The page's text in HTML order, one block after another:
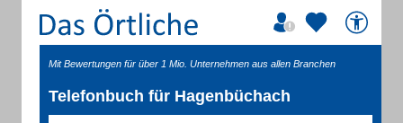
Mit Bewertungen für über 1 Mio. Unternehmen aus allen Branchen
Telefonbuch für Hagenbüchach